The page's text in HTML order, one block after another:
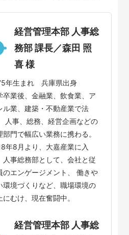
経営管理本部 人事総
務部 課長／森田 照
喜 様
年生まれ 兵庫県出身
卒業後、金融業、飲食業、ア
ル業、建築・不動産業で法
人事、総務、経営企画などの
部門で幅広い業務に携わる。
年8月より、大嘉産業に入
人事総務部として、会社と従
のエンゲージメント、 働きや
環境づくりなど、職場環境の
にむけ、現在奮闘中。
経営管理本部 人事総